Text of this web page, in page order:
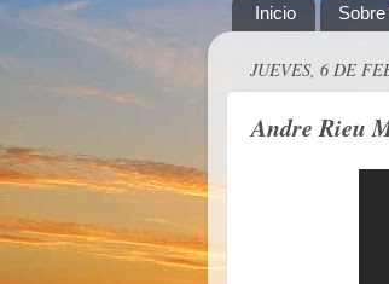
Inicio
JUEVES, 6 DE
Andre Rieu